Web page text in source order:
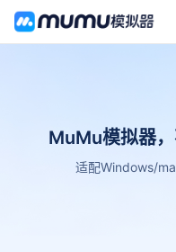
MuMu模拟器，
适配Windows/